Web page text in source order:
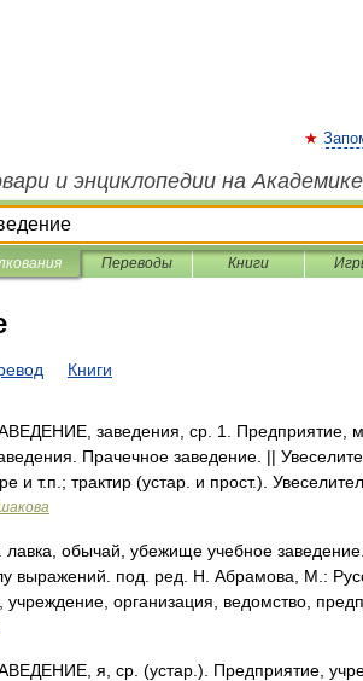
и энциклопедии на Академике
Переводы Книги
Книги
заведения, ср. 1. Предприятие,
Прачечное заведение. ||
и т.п.; трактир (устар. и прост.).
обычай, убежище учебное
выражений. под. ред. Н. Абрамова, М.:
организация, ведомство,
я, ср. (устар.). Предприятие,